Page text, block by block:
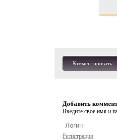
Комментировать
Добавить
Введите свое имя и
Регистрация